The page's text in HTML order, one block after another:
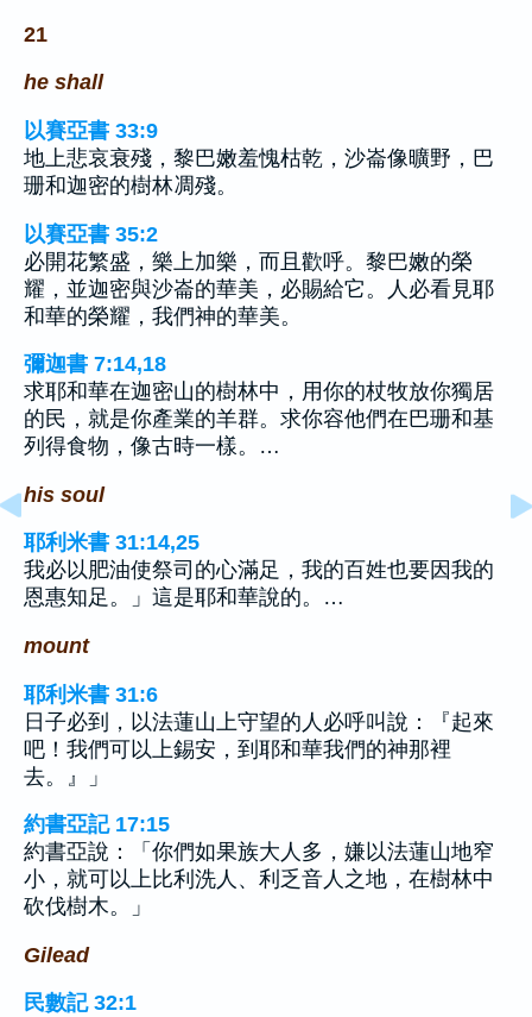
21
he shall
以賽亞書 33:9
地上悲哀衰殘，黎巴嫩羞愧枯乾，沙崙像曠野，巴
珊和迦密的樹林凋殘。
以賽亞書 35:2
必開花繁盛，樂上加樂，而且歡呼。黎巴嫩的榮
耀，並迦密與沙崙的華美，必賜給它。人必看見耶
和華的榮耀，我們神的華美。
彌迦書 7:14,18
求耶和華在迦密山的樹林中，用你的杖牧放你獨居
的民，就是你產業的羊群。求你容他們在巴珊和基
列得食物，像古時一樣。…
his soul
耶利米書 31:14,25
我必以肥油使祭司的心滿足，我的百姓也要因我的
恩惠知足。」這是耶和華說的。…
mount
耶利米書 31:6
日子必到，以法蓮山上守望的人必呼叫說：『起來
吧！我們可以上錫安，到耶和華我們的神那裡
去。』」
約書亞記 17:15
約書亞說：「你們如果族大人多，嫌以法蓮山地窄
小，就可以上比利洗人、利乏音人之地，在樹林中
砍伐樹木。」
Gilead
民數記 32:1